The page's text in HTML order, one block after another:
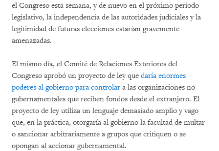
el Congreso esta semana, y de nuevo en el próximo periodo
legislativo, la independencia de las autoridades judiciales y la
legitimidad de futuras elecciones estarían gravemente
amenazadas.
El mismo día, el Comité de Relaciones Exteriores del
Congreso aprobó un proyecto de ley que daría enormes
poderes al gobierno para controlar a las organizaciones no
gubernamentales que reciben fondos desde el extranjero. El
proyecto de ley utiliza un lenguaje demasiado amplio y vago
que, en la práctica, otorgaría al gobierno la facultad de multar
o sancionar arbitrariamente a grupos que critiquen o se
opongan al accionar gubernamental.